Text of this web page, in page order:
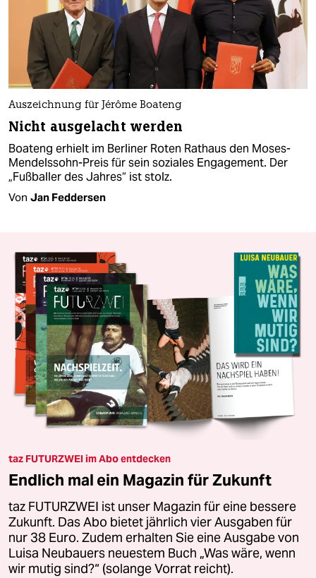
Auszeichnung für Jérôme Boateng
Nicht ausgelacht werden
Boateng erhielt im Berliner Roten Rathaus den Moses-
Mendelssohn-Preis für sein soziales Engagement. Der
„Fußballer des Jahres“ ist stolz.
Von Jan Feddersen
taz FUTURZWEI im Abo entdecken
Endlich mal ein Magazin für Zukunft
taz FUTURZWEI ist unser Magazin für eine bessere
Zukunft. Das Abo bietet jährlich vier Ausgaben für
nur 38 Euro. Zudem erhalten Sie eine Ausgabe von
Luisa Neubauers neuestem Buch „Was wäre, wenn
wir mutig sind?“ (solange Vorrat reicht).